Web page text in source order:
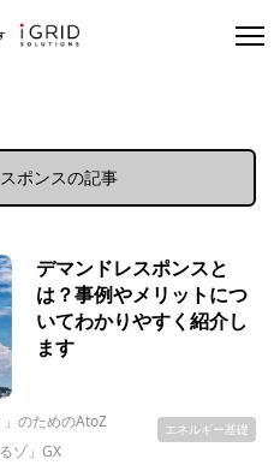
ポンスの記事
デマンドレスポンスと
は？事例やメリットにつ
いてわかりやすく紹介し
ます
のためのAtoZ
ゾ」GX
エネルギー基礎